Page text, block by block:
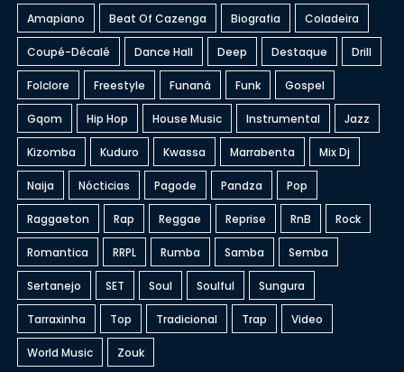
Amapiano Beat Of Cazenga Biografia Coladeira
Coupé-Décalé Dance Hall Deep Destaque Drill
Folclore Freestyle Funaná Funk Gospel
Gqom Hip Hop House Music Instrumental Jazz
Kizomba Kuduro Kwassa Marrabenta Mix Dj
Naija Nócticias Pagode Pandza Pop
Raggaeton Rap Reggae Reprise RnB Rock
Romantica RRPL Rumba Samba Semba
Sertanejo SET Soul Soulful Sungura
Tarraxinha Top Tradicional Trap Video
World Music Zouk